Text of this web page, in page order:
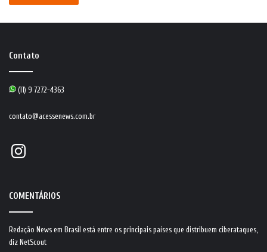
Contato
(11) 9 7272-4363
contato@acessenews.com.br
Instagram
COMENTÁRIOS
Redação News em Brasil está entre os principais países que distribuem ciberataques,
diz NetScout